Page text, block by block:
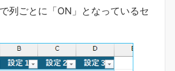
列ごとに「ON」となっているセ